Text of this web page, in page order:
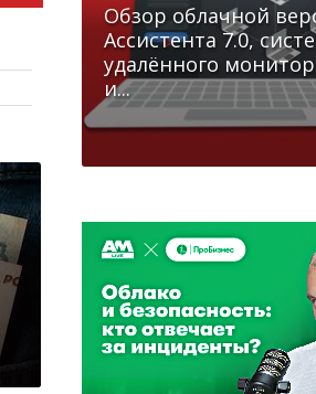
Обзор облачной
Ассистента 7.0,
удалённого
и...